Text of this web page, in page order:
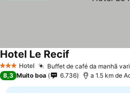
3 EstrelasHotel Buffet de café da manhã
Hotel Le Recif
8,3 Muito boa 6.736 a 1.5 km de